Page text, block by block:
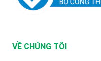
VỀ CHÚNG TÔI